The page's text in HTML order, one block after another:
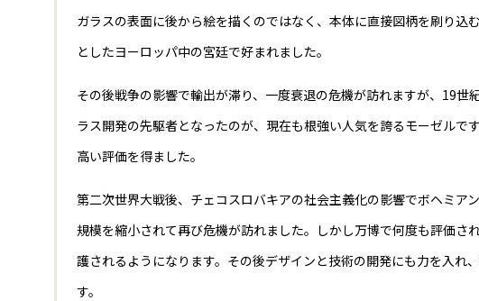
ガラスの表面に後から絵を描くのではなく、本体に直接図柄を刷り
としたヨーロッパ中の宮廷で好まれました。
その後戦争の影響で輸出が滞り、一度衰退の危機が訪れますが、19
ラス開発の先駆者となったのが、現在も根強い人気を誇るモーゼルで
高い評価を得ました。
第二次世界大戦後、チェコスロバキアの社会主義化の影響でボヘミ
規模を縮小されて再び危機が訪れました。しかし万博で何度も評価
護されるようになります。その後デザインと技術の開発にも力を入れ
す。